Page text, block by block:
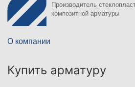
Производитель
композитной арматуры
О компании
Купить арматуру